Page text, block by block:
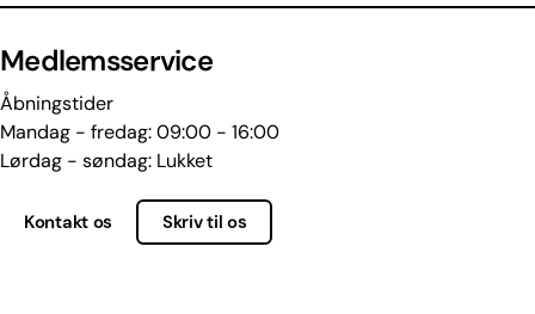
Medlemsservice
Åbningstider
Mandag - fredag: 09:00 - 16:00
Lørdag - søndag: Lukket
Kontakt os Skriv til os